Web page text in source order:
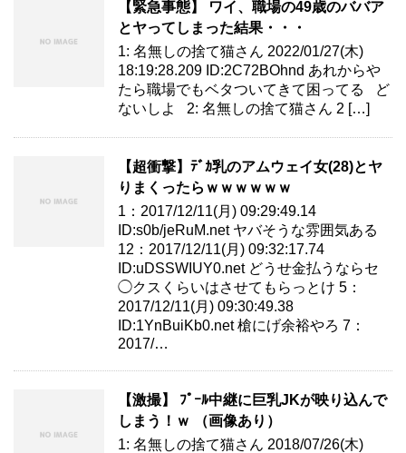
【緊急事態】 ワイ、職場の49歳のババア
とヤってしまった結果・・・
1: 名無しの捨て猫さん 2022/01/27(木)
18:19:28.209 ID:2C72BOhnd あれからや
たら職場でもベタついてきて困ってる ど
ないしよ 2: 名無しの捨て猫さん 2 […]
【超衝撃】ﾃﾞｶ乳のアムウェイ女(28)とヤ
りまくったらｗｗｗｗｗｗ
1：2017/12/11(月) 09:29:49.14
ID:s0b/jeRuM.net ヤバそうな雰囲気ある
12：2017/12/11(月) 09:32:17.74
ID:uDSSWIUY0.net どうせ金払うならセ
◯クスくらいはさせてもらっとけ 5：
2017/12/11(月) 09:30:49.38
ID:1YnBuiKb0.net 槍にげ余裕やろ 7：
2017/…
【激撮】 ﾌﾟｰﾙ中継に巨乳JKが映り込んで
しまう！ｗ （画像あり）
1: 名無しの捨て猫さん 2018/07/26(木)